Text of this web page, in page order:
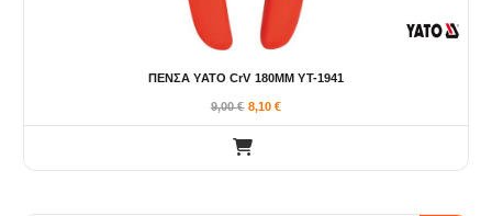
ΠΕΝΣΑ YATO CrV 180MM YT-1941
9,00€ 8,10€